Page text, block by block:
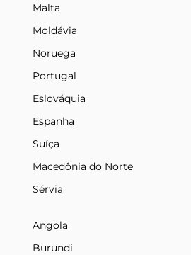
Malta
Moldávia
Noruega
Portugal
Eslováquia
Espanha
Suíça
Macedônia do Norte
Sérvia
Angola
Burundi